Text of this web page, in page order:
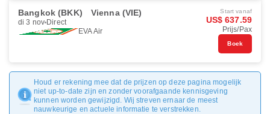
Bangkok (BKK) Vienna (VIE)
di 3 nov Direct
EVA Air
Start vanaf
US$ 637.59
Prijs/Pax
Boek
Houd er rekening mee dat de prijzen op deze pagina mogelijk
niet up-to-date zijn en zonder voorafgaande kennisgeving
kunnen worden gewijzigd. Wij streven ernaar de meest
nauwkeurige en actuele informatie te verstrekken.